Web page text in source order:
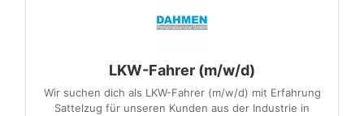
LKW-Fahrer (m/w/d)
Wir suchen dich als LKW-Fahrer (m/w/d) mit Erfahrung
Sattelzug für unseren Kunden aus der Industrie in